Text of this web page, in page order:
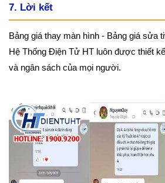
7. Lời kết
Bảng giá thay màn hình - Bảng giá sửa
Hệ Thống Điện Tử HT luôn được thiết
và ngân sách của mọi người.